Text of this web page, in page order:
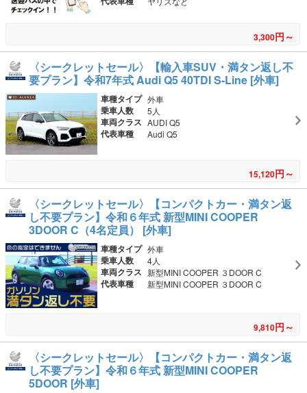
3,300円～
〈シークレットセール〉【輸入車SUV・満タン返し不
要プラン】令和7年式 Audi Q5 40TDI S-Line [外車]
車種タイプ 外車
乗車人数 5人
車両クラス AUDI Q5
代表車種 Audi Q5
15,120円～
〈シークレットセール〉【コンパクトカー・満タン返
し不要プラン】令和６年式 新型MINI COOPER
3DOOR C（4名定員） [外車]
車種タイプ 外車
乗車人数 4人
車両クラス 新型MINI COOPER ３DOOR C
代表車種 新型MINI COOPER ３DOOR C
9,810円～
〈シークレットセール〉【コンパクトカー・満タン返
し不要プラン】令和６年式 新型MINI COOPER
5DOOR [外車]